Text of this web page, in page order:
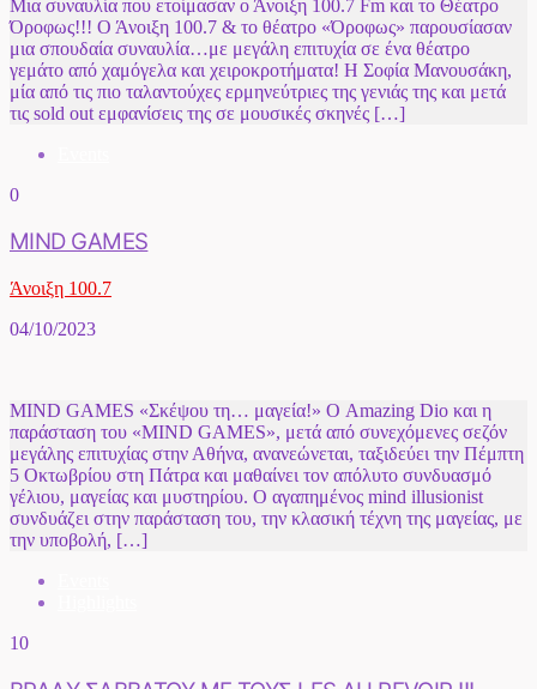
Μια συναυλία που ετοίμασαν ο Άνοιξη 100.7 Fm και το Θέατρο
Όροφως!!! Ο Άνοιξη 100.7 & το θέατρο «Όροφως» παρουσίασαν
μια σπουδαία συναυλία…με μεγάλη επιτυχία σε ένα θέατρο
γεμάτο από χαμόγελα και χειροκροτήματα! Η Σοφία Μανουσάκη,
μία από τις πιο ταλαντούχες ερμηνεύτριες της γενιάς της και μετά
τις sold out εμφανίσεις της σε μουσικές σκηνές […]
0
MIND GAMES
Άνοιξη 100.7
04/10/2023
MIND GAMES «Σκέψου τη… μαγεία!» Ο Amazing Dio και η
παράσταση του «MIND GAMES», μετά από συνεχόμενες σεζόν
μεγάλης επιτυχίας στην Αθήνα, ανανεώνεται, ταξιδεύει την Πέμπτη
5 Οκτωβρίου στη Πάτρα και μαθαίνει τον απόλυτο συνδυασμό
γέλιου, μαγείας και μυστηρίου. Ο αγαπημένος mind illusionist
συνδυάζει στην παράσταση του, την κλασική τέχνη της μαγείας, με
την υποβολή, […]
10